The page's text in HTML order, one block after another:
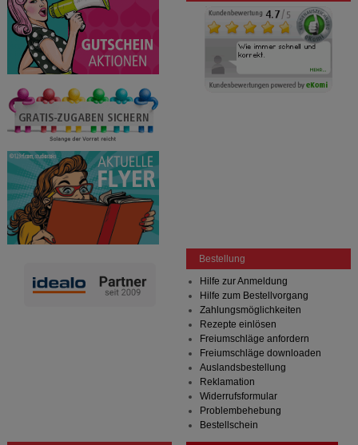
Bestellung
Hilfe zur Anmeldung
Hilfe zum Bestellvorgang
Zahlungsmöglichkeiten
Rezepte einlösen
Freiumschläge anfordern
Freiumschläge downloaden
Auslandsbestellung
Reklamation
Widerrufsformular
Problembehebung
Bestellschein